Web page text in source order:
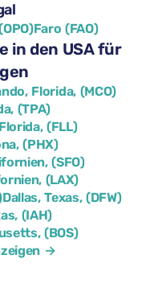
Faro (FAO)
in den USA für
Florida, (MCO)
(TPA)
(FLL)
(PHX)
(SFO)
(LAX)
Dallas, Texas, (DFW)
(IAH)
(BOS)
→